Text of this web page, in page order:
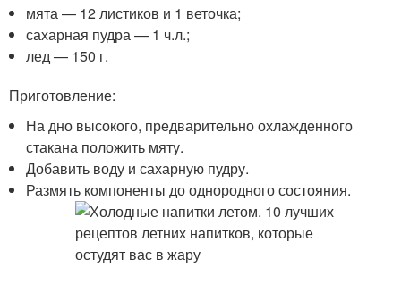
мята — 12 листиков и 1 веточка;
сахарная пудра — 1 ч.л.;
лед — 150 г.
Приготовление:
На дно высокого, предварительно охлажденного
стакана положить мяту.
Добавить воду и сахарную пудру.
Размять компоненты до однородного состояния.